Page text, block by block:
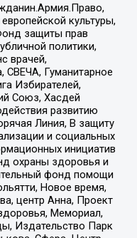
культуры,
защиты прав
политики,
врачей,
Гуманитарное
Избирателей,
Союз, Хасдей
развитию
Линия, В защиту
и социальных
инициатив
охраны здоровья и
фонд помощи
Новое время,
центр Анна, Проект
Мемориал,
Издательство Парк